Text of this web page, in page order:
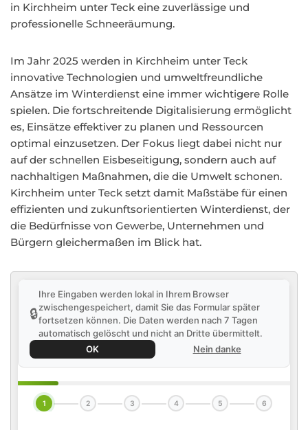
in Kirchheim unter Teck eine zuverlässige und
professionelle Schneeräumung.
Im Jahr 2025 werden in Kirchheim unter Teck
innovative Technologien und umweltfreundliche
Ansätze im Winterdienst eine immer wichtigere Rolle
spielen. Die fortschreitende Digitalisierung ermöglicht
es, Einsätze effektiver zu planen und Ressourcen
optimal einzusetzen. Der Fokus liegt dabei nicht nur
auf der schnellen Eisbeseitigung, sondern auch auf
nachhaltigen Maßnahmen, die die Umwelt schonen.
Kirchheim unter Teck setzt damit Maßstäbe für einen
effizienten und zukunftsorientierten Winterdienst, der
die Bedürfnisse von Gewerbe, Unternehmen und
Bürgern gleichermaßen im Blick hat.
🔒
Ihre Eingaben werden lokal in Ihrem Browser
zwischengespeichert, damit Sie das Formular später
fortsetzen können. Die Daten werden nach 7 Tagen
automatisch gelöscht und nicht an Dritte übermittelt.
OK
Nein danke
1 2 3 4 5 6